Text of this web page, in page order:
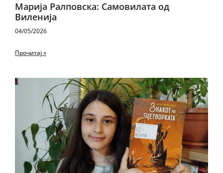
Марија Ралповска: Самовилата од
Виленија
04/05/2026
Прочитај »